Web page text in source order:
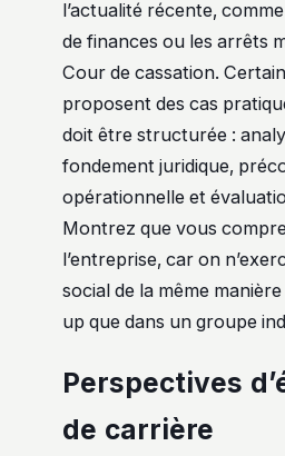
l’actualité récente,
de finances ou les arrêts
Cour de cassation.
proposent des cas
doit être structurée :
fondement juridique,
opérationnelle et
Montrez que vous
l’entreprise, car on
social de la même
up que dans un groupe
Perspectives
de carrière